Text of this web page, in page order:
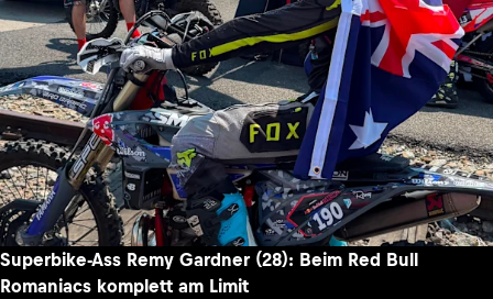
Superbike-Ass Remy Gardner (28): Beim Red Bull
Romaniacs komplett am Limit